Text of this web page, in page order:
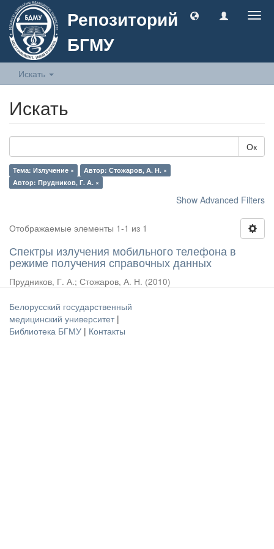
Репозиторий
БГМУ
Искать
Искать
Ок
Тема: Излучение ×
Автор: Стожаров, А. Н. ×
Автор: Прудников, Г. А. ×
Show Advanced Filters
Отображаемые элементы 1-1 из 1
Спектры излучения мобильного телефона в
режиме получения справочных данных
Прудников, Г. А.; Стожаров, А. Н. (2010)
Белорусский государственный
медицинский университет |
Библиотека БГМУ | Контакты